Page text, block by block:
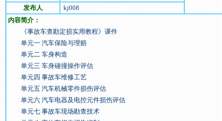
发布人
kj008
内容简介：
《事故车查勘定损实用教程》课件
单元一 汽车保险与理赔
单元二 车身构造
单元三 车身碰撞操作评估
单元四 事故车维修工艺
单元五 汽车机械零件损伤评估
单元六 汽车电器及电控元件损伤评估
单元七 事故车现场勘查技术